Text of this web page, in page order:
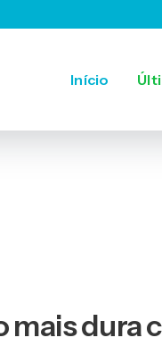
Início
dura